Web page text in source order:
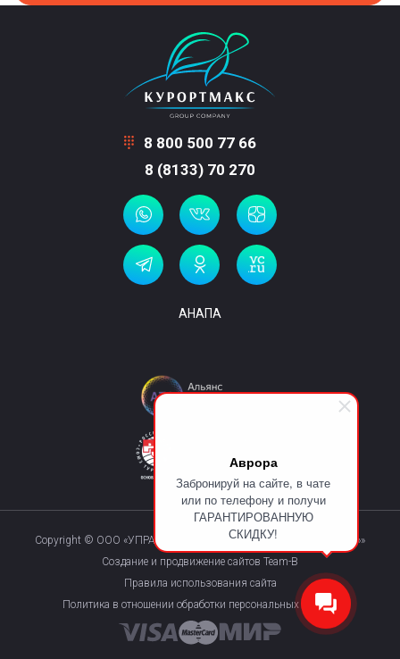
Аврора
Забронируй на сайте, в чате
или по телефону и получи
ГАРАНТИРОВАННУЮ
СКИДКУ!
8 800 500 77 66
8 (8133) 70 270
АНАПА
Copyright © ООО «УПРАВЛЯЮЩАЯ КОМПАНИЯ «КУРОРТМАКС»»
Создание и продвижение сайтов Team-B
Правила использования сайта
Политика в отношении обработки персональных данных